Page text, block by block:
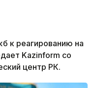
к реагированию на
Kazinform со
центр РК.